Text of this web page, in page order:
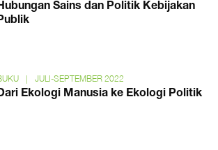
Sains dan Politik Kebijakan
| JULI-SEPTEMBER 2022
Ekologi Manusia ke Ekologi Politik